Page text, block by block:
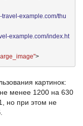
travel-example.com/thu
example.com/index.ht
>
картинок:
менее 1200 на 630
но при этом не